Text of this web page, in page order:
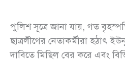
পুলিশ সূত্রে জানা যায়, গত
ছাত্রলীগের নেতাকর্মীরা হঠাৎ
দাবিতে মিছিল বের করে এবং